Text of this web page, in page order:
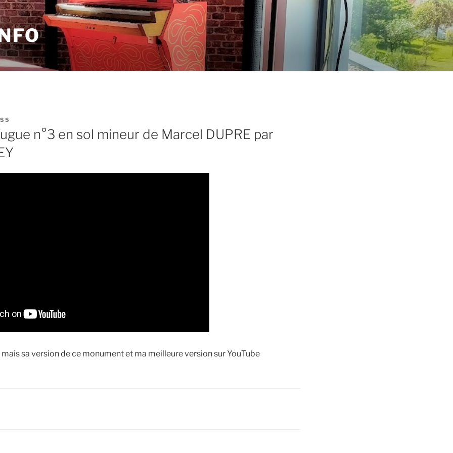
n°3 en sol mineur de Marcel DUPRE par
mais sa version de ce monument et ma meilleure version sur YouTube